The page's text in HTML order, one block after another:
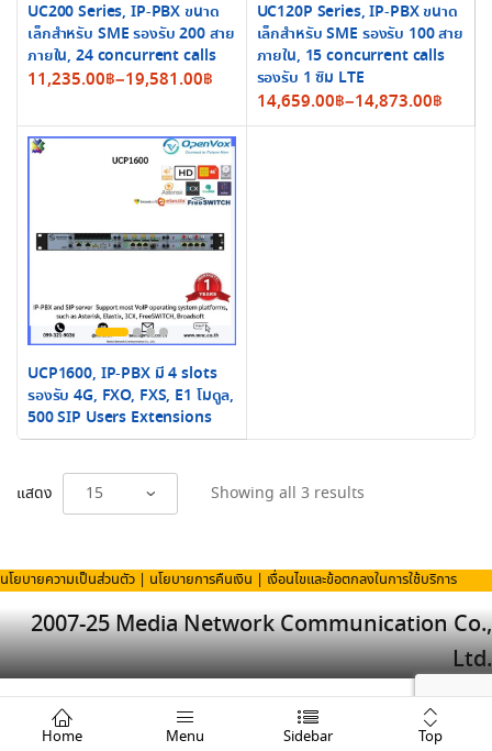
Home Menu Sidebar Top
UC200 Series, IP-PBX ขนาด
เล็กสำหรับ SME รองรับ 200 สาย
ภายใน, 24 concurrent calls
11,235.00฿–19,581.00฿
Price
11,235.00฿
through
UC120P Series, IP-PBX ขนาด
เล็กสำหรับ SME รองรับ 100 สาย
ภายใน, 15 concurrent calls
รองรับ 1 ซิม LTE
14,659.00฿–14,873.00฿
Price
range:
UCP1600, IP-PBX มี 4 slots
รองรับ 4G, FXO, FXS, E1 โมดูล,
500 SIP Users Extensions
แสดง Showing all 3 results
นโยบายความเป็นส่วนตัว | นโยบายการคืนเงิน | เงื่อนไขและข้อตกลงในการใช้บริการ
2007-25 Media Network Communication Co.,
Ltd.